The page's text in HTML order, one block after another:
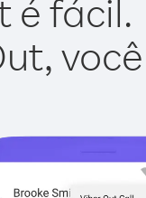
é fácil.